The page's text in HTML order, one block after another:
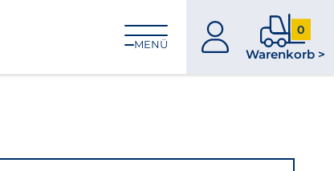
MENÜ
zum
0
Warenkorb >
0
im